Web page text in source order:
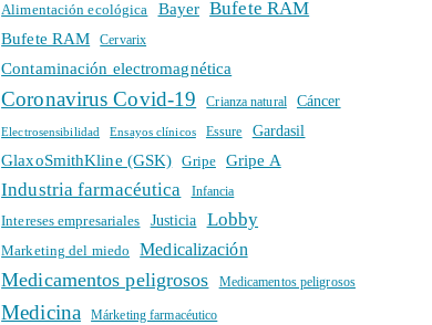
Alimentación ecológica Bayer Bufete RAM
Bufete RAM Cervarix
Contaminación electromagnética
Coronavirus Covid-19 Crianza natural Cáncer
Electrosensibilidad Ensayos clínicos Essure Gardasil
GlaxoSmithKline (GSK) Gripe Gripe A
Industria farmacéutica Infancia
Intereses empresariales Justicia Lobby
Marketing del miedo Medicalización
Medicamentos peligrosos Medicamentos peligrosos
Medicina Márketing farmacéutico